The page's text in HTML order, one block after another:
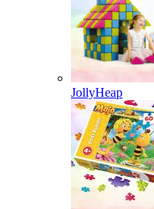
JollyHeap